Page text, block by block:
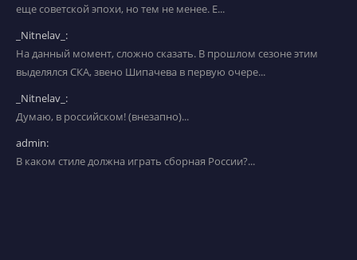
еще советской эпохи, но тем не менее. Е...
_Nitnelav_:
На данный момент, сложно сказать. В прошлом сезоне этим
выделялся СКА, звено Шипачева в первую очере...
_Nitnelav_:
Думаю, в российском! (внезапно)...
admin:
В каком стиле должна играть сборная России?...